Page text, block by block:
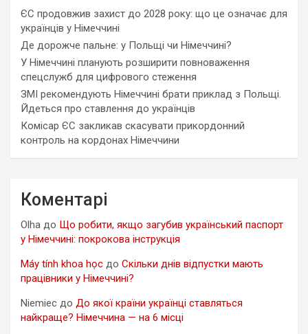
ЄС продовжив захист до 2028 року: що це означає для
українців у Німеччині
Де дорожче пальне: у Польщі чи Німеччині?
У Німеччині планують розширити повноваження
спецслужб для цифрового стеження
ЗМІ рекомендують Німеччині брати приклад з Польщі.
Йдеться про ставлення до українців
Комісар ЄС закликав скасувати прикордонний
контроль на кордонах Німеччини
Коментарі
Olha до Що робити, якщо загубив український паспорт
у Німеччині: покрокова інструкція
Máy tính khoa học до Скільки днів відпустки мають
працівники у Німеччині?
Niemiec до До якої країни українці ставляться
найкраще? Німеччина — на 6 місці